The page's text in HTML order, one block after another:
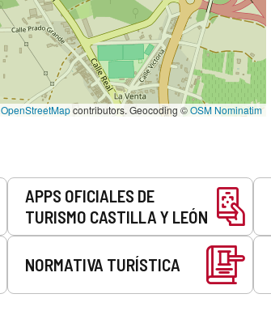
OpenStreetMapcontributors. Geocoding ©OSM Nominatim
APPS OFICIALES DE
TURISMO CASTILLA Y LEÓN
NORMATIVA TURÍSTICA